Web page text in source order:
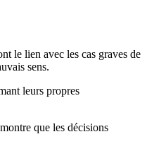
le lien avec les cas graves de
sens.
leurs propres
que les décisions